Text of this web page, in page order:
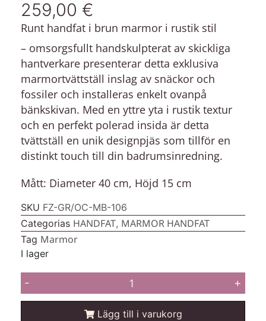
259,00 €
Runt handfat i brun marmor i rustik stil
– omsorgsfullt handskulpterat av skickliga
hantverkare presenterar detta exklusiva
marmortvättställ inslag av snäckor och
fossiler och installeras enkelt ovanpå
bänkskivan. Med en yttre yta i rustik textur
och en perfekt polerad insida är detta
tvättställ en unik designpjäs som tillför en
distinkt touch till din badrumsinredning.
Mått: Diameter 40 cm, Höjd 15 cm
SKU FZ-GR/OC-MB-106
Categorias HANDFAT, MARMOR HANDFAT
Tag Marmor
I lager
- +
Lägg till i varukorg